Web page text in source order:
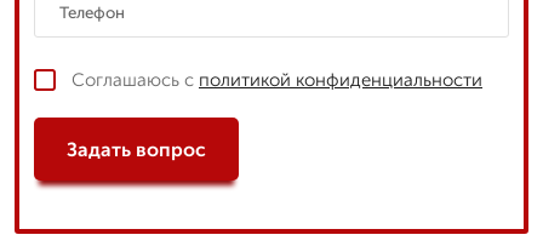
Соглашаюсь с политикой конфиденциальности
Задать вопрос